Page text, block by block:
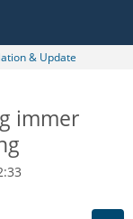
& Update
immer